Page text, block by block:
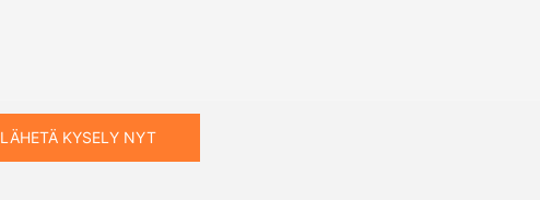
LÄHETÄ KYSELY NYT